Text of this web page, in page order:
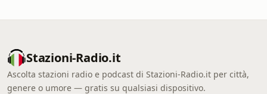
Stazioni-Radio.it
Ascolta stazioni radio e podcast di Stazioni-Radio.it per città,
genere o umore — gratis su qualsiasi dispositivo.